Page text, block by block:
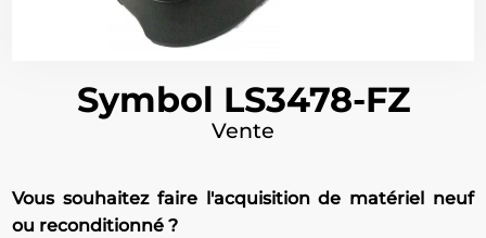
Symbol LS3478-FZ
Vente
Vous souhaitez faire l'acquisition de matériel neuf
ou reconditionné ?